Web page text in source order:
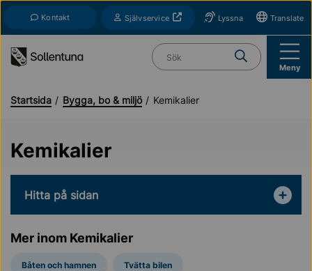
Kontakt SjälvserviceÖppnas i nytt fönsterLyssna Translate
Vad söker du?
Meny
Startsida Bygga, bo & miljö Kemikalier
Kemikalier
Hitta på sidan
Mer inom Kemikalier
Båten och hamnen Tvätta bilen